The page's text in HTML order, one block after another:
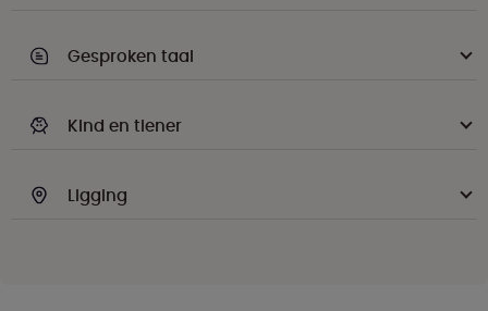
Gesproken taal
Kind en tiener
Ligging